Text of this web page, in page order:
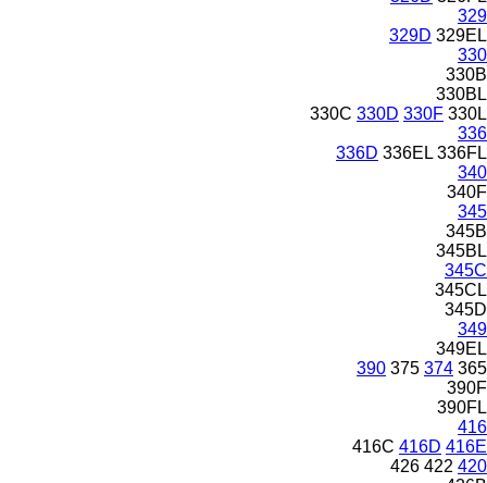
329
329D 329EL
330
330B
330BL
330C 330D 330F 330L
336
336D 336EL 336FL
340
340F
345
345B
345BL
345C
345CL
345D
349
349EL
365
374
375
390
390F
390FL
416
416C 416D 416E
420
422
426